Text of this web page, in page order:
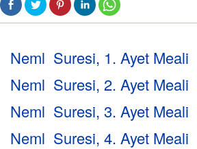
Neml Suresi, 1. Ayet Meali
Neml Suresi, 2. Ayet Meali
Neml Suresi, 3. Ayet Meali
Neml Suresi, 4. Ayet Meali